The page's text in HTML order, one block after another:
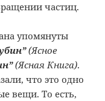
частиц.
упомянуты
(Ясное
(Ясная Книга).
что это одно
вещи. То есть,